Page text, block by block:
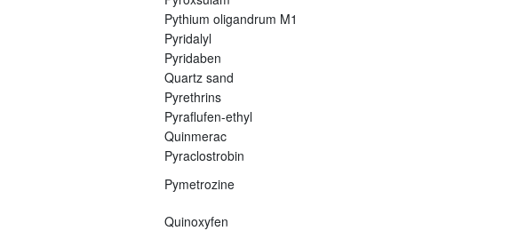
Pythium oligandrum M1
Pyridalyl
Pyridaben
Quartz sand
Pyrethrins
Pyraflufen-ethyl
Quinmerac
Pyraclostrobin
Pymetrozine
Quinoxyfen